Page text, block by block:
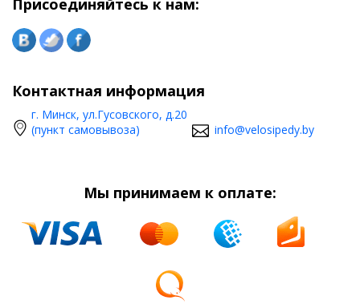
Контактная информация
г. Минск, ул.Гусовского, д.20
(пункт самовывоза)
info@velosipedy.by
Мы принимаем к оплате: